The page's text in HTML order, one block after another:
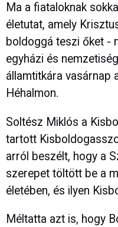
Ma a fiataloknak
életutat, amely
boldoggá teszi őket -
egyházi és
államtitkára vasárnap
Héhalmon.
Soltész Miklós a
tartott
arról beszélt, hogy a
szerepet töltött be a
életében, és ilyen
Méltatta azt is, hogy